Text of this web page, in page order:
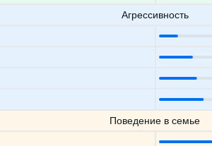
Агрессивность
Поведение в семье